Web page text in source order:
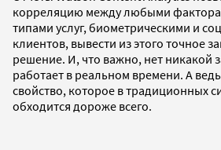
корреляцию между любыми
типами услуг, биометрическими и
клиентов, вывести из этого точное
решение. И, что важно, нет никакой
работает в реальном времени. А
свойство, которое в традиционных
обходится дороже всего.